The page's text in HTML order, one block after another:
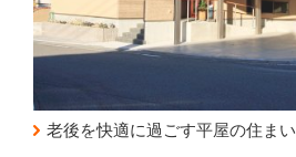
老後を快適に過ごす平屋の住まい